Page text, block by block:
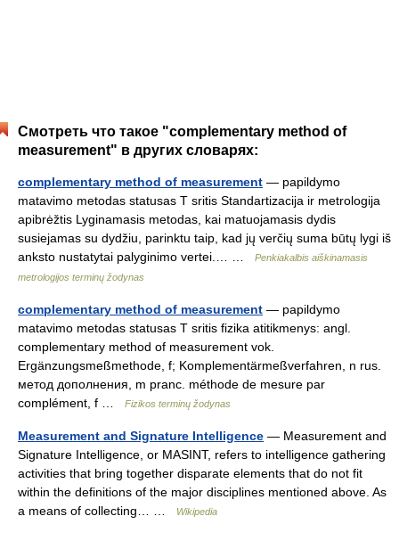
Смотреть что такое "complementary method of
measurement" в других словарях:
complementary method of measurement — papildymo
matavimo metodas statusas T sritis Standartizacija ir metrologija
apibrėžtis Lyginamasis metodas, kai matuojamasis dydis
susiejamas su dydžiu, parinktu taip, kad jų verčių suma būtų lygi iš
anksto nustatytai palyginimo vertei.… …
Penkiakalbis aiškinamasis
metrologijos terminų žodynas
complementary method of measurement — papildymo
matavimo metodas statusas T sritis fizika atitikmenys: angl.
complementary method of measurement vok.
Ergänzungsmeßmethode, f; Komplementärmeßverfahren, n rus.
метод дополнения, m pranc. méthode de mesure par
complément, f …
Fizikos terminų žodynas
Measurement and Signature Intelligence — Measurement and
Signature Intelligence, or MASINT, refers to intelligence gathering
activities that bring together disparate elements that do not fit
within the definitions of the major disciplines mentioned above. As
a means of collecting… …
Wikipedia